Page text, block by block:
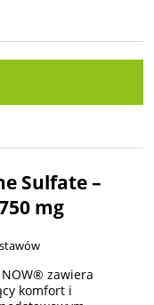
Sulfate –
mg
zawiera
komfort i